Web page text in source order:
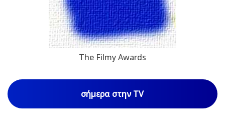
The Filmy Awards
σήμερα στην TV